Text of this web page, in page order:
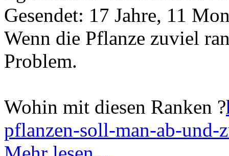
Gesendet: 17 Jahre, 11
Wenn die Pflanze zuviel
Problem.
Wohin mit diesen Ranken ?
pflanzen-soll-man-ab-und-